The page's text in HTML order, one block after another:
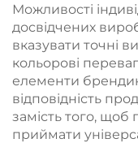
Можливості
досвідчених
вказувати точні
кольорові
елементи
відповідність
замість того, щоб
приймати